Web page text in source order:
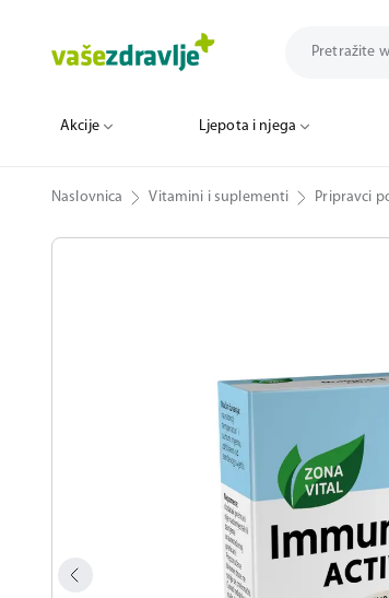
Akcije Ljepota i njega
Naslovnica Vitamini i suplementi Pripravci